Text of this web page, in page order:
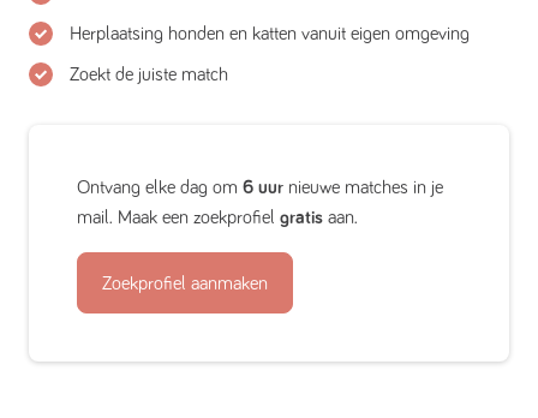
Herplaatsing honden en katten vanuit eigen omgeving
Zoekt de juiste match
Ontvang elke dag om 6 uur nieuwe matches in je
mail. Maak een zoekprofiel gratis aan.
Zoekprofiel aanmaken